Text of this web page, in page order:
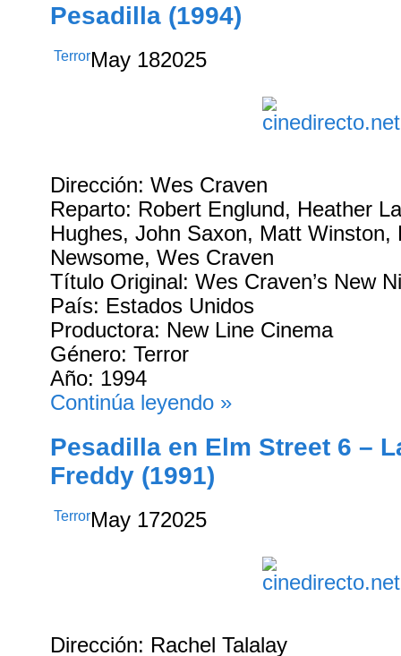
Pesadilla (1994)
Terror May 182025
Dirección: Wes Craven
Reparto: Robert Englund, Heather
Hughes, John Saxon, Matt Winston,
Newsome, Wes Craven
Título Original: Wes Craven’s New
País: Estados Unidos
Productora: New Line Cinema
Género: Terror
Año: 1994
Continúa leyendo »
Pesadilla en Elm Street 6 –
Freddy (1991)
TerrorMay 172025
Dirección: Rachel Talalay